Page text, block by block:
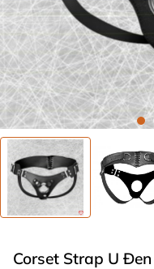
Corset Strap U